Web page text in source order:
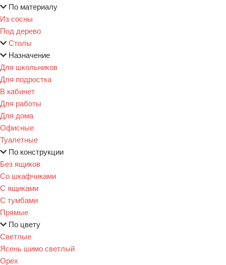
По материалу
Из сосны
Под дерево
Столы
Назначение
Для школьников
Для подростка
В кабинет
Для работы
Для дома
Офисные
Туалетные
По конструкции
Без ящиков
Со шкафчиками
С ящиками
С тумбами
Прямые
По цвету
Светлые
Ясень шимо светлый
Орех